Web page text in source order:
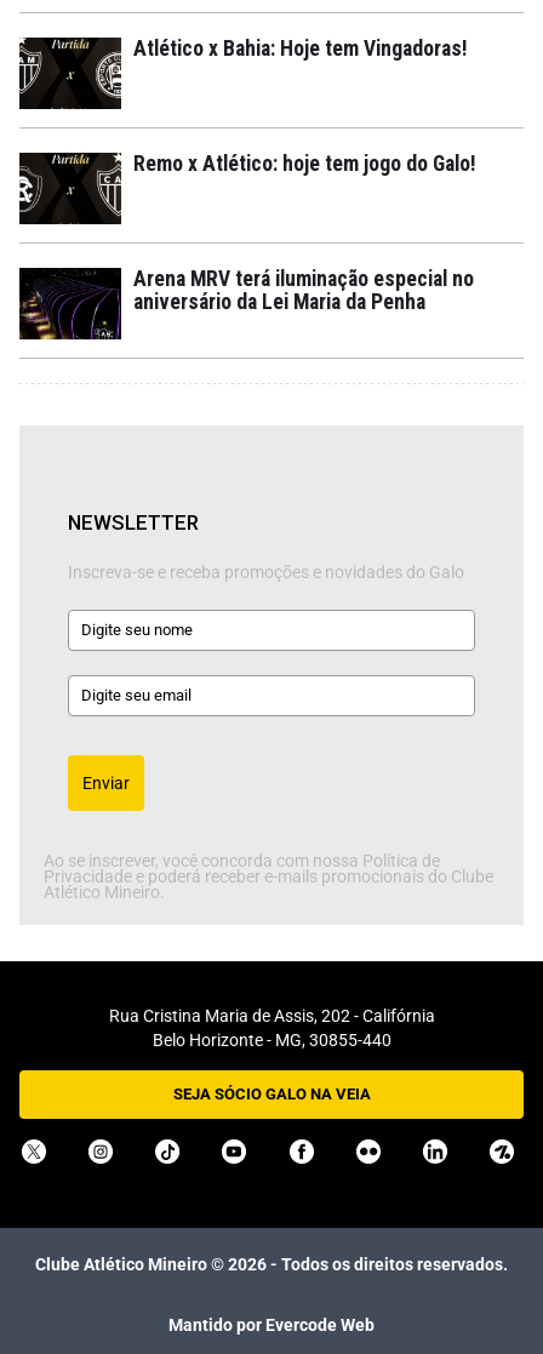
Atlético x Bahia: Hoje tem Vingadoras!
Remo x Atlético: hoje tem jogo do Galo!
Arena MRV terá iluminação especial no
aniversário da Lei Maria da Penha
NEWSLETTER
Inscreva-se e receba promoções e novidades do Galo
Enviar
Ao se inscrever, você concorda com nossa Política de
Privacidade e poderá receber e-mails promocionais do Clube
Atlético Mineiro.
Rua Cristina Maria de Assis, 202 - Califórnia
Belo Horizonte - MG, 30855-440
SEJA SÓCIO GALO NA VEIA
Clube Atlético Mineiro ©2026- Todos os direitos reservados.
Mantido por Evercode Web